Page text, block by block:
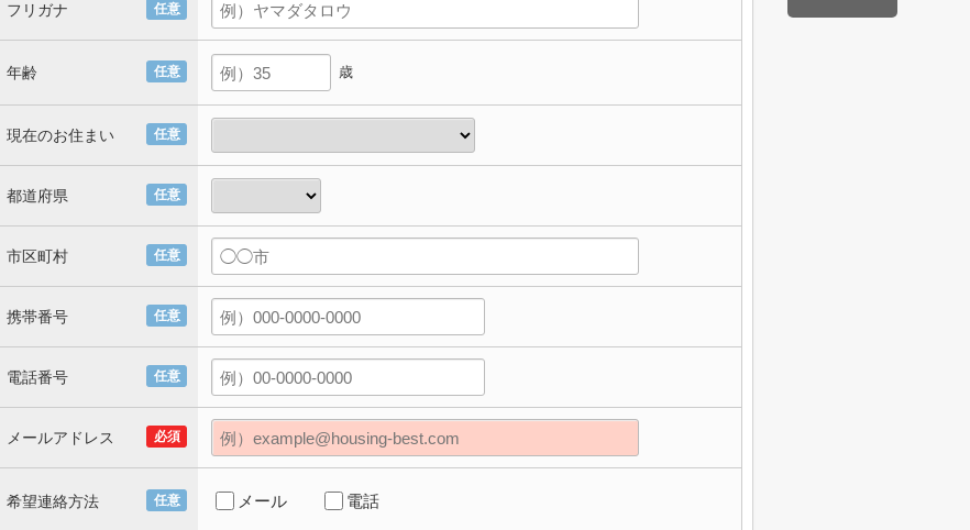
任意
フリガナ
任意
年齢 歳
任意
現在のお住まい
任意
都道府県
任意
市区町村
任意
携帯番号
任意
電話番号
必須
メールアドレス
任意
希望連絡方法 メール 電話